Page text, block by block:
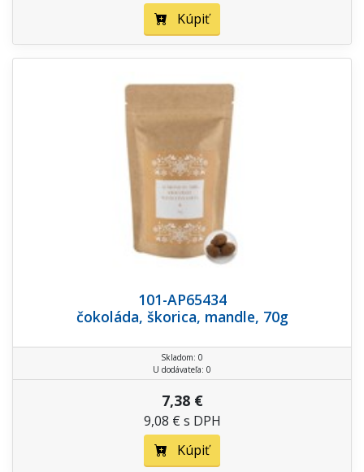
Kúpiť
101-AP65434
čokoláda, škorica, mandle, 70g
Skladom: 0
U dodávateľa: 0
7,38 €
9,08 € s DPH
Kúpiť